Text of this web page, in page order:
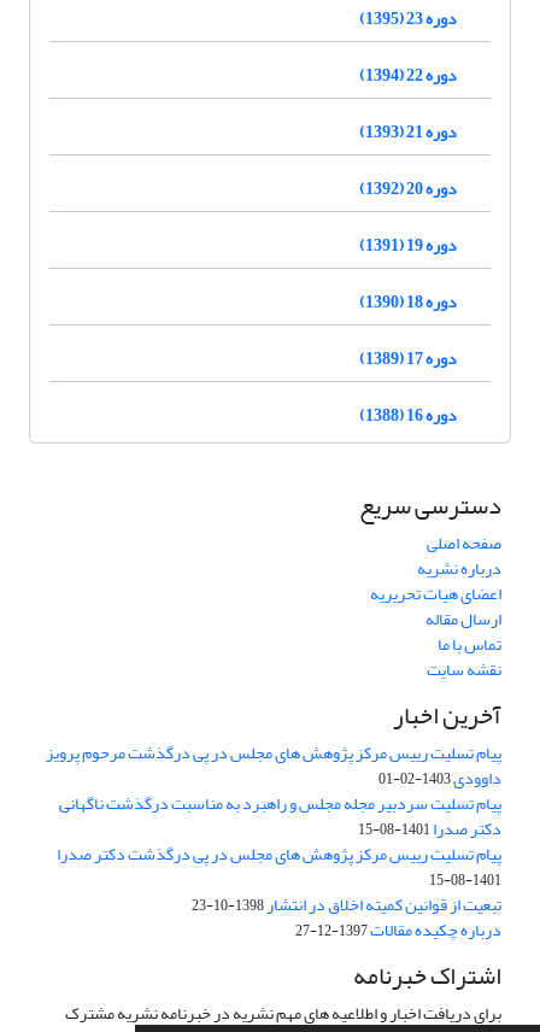
دوره 23 (1395)
دوره 22 (1394)
دوره 21 (1393)
دوره 20 (1392)
دوره 19 (1391)
دوره 18 (1390)
دوره 17 (1389)
دوره 16 (1388)
دسترسی سریع
صفحه اصلی
درباره نشریه
اعضای هیات تحریریه
ارسال مقاله
تماس با ما
نقشه سایت
آخرین اخبار
پیام تسلیت رییس مرکز پژوهش های مجلس در پی درگذشت مرحوم پرویز
داوودی1403-02-01
پیام تسلیت سردبیر مجله مجلس و راهبرد به مناسبت درگذشت ناگهانی
دکتر صدرا1401-08-15
پیام تسلیت رییس مرکز پژوهش های مجلس در پی درگذشت دکتر صدرا
1401-08-15
تبعیت از قوانین کمیته اخلاق در انتشار1398-10-23
درباره چکیده مقالات1397-12-27
اشتراک خبرنامه
برای دریافت اخبار و اطلاعیه های مهم نشریه در خبرنامه نشریه مشترک